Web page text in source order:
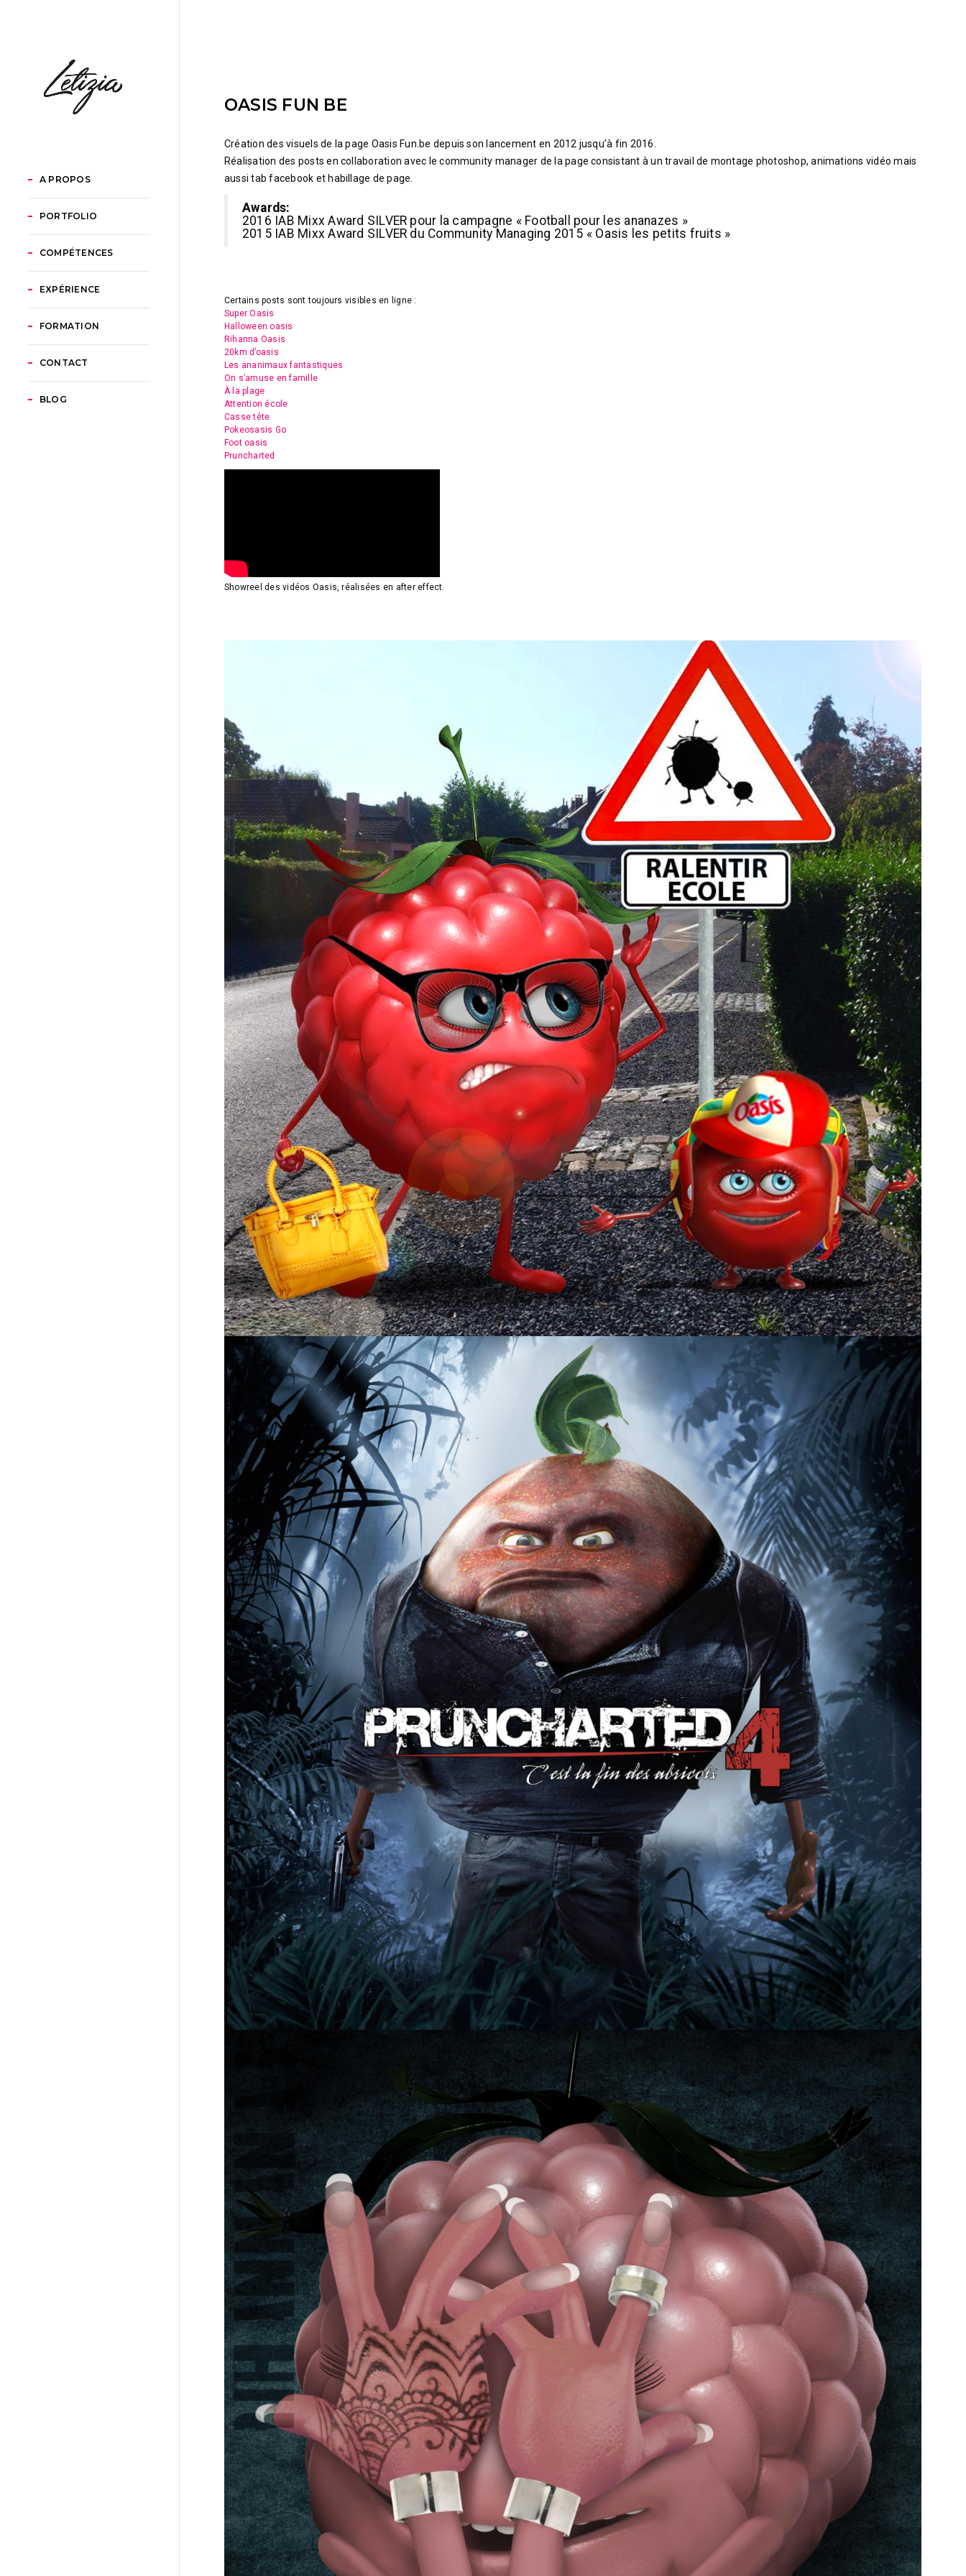
A PROPOS
PORTFOLIO
COMPÉTENCES
EXPÉRIENCE
FORMATION
CONTACT
BLOG
OASIS FUN BE
Création des visuels de la page Oasis Fun.be depuis son lancement en 2012 jusqu’à fin 2016.
Réalisation des posts en collaboration avec le community manager de la page consistant à un travail de montage photoshop, animations vidéo mais
aussi tab facebook et habillage de page.
Awards:
2016 IAB Mixx Award SILVER pour la campagne « Football pour les ananazes »
2015 IAB Mixx Award SILVER du Community Managing 2015 « Oasis les petits fruits »
Certains posts sont toujours visibles en ligne :
Super Oasis
Halloween oasis
Rihanna Oasis
20km d’oasis
Les ananimaux fantastiques
On s’amuse en famille
À la plage
Attention école
Casse tête
Pokeosasis Go
Foot oasis
Pruncharted
Showreel des vidéos Oasis, réalisées en after effect.